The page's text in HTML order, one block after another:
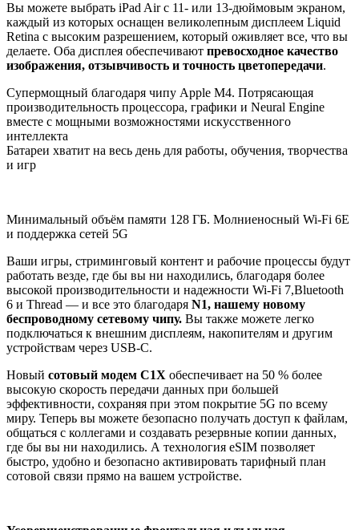
Вы можете выбрать iPad Air с 11- или 13-дюймовым экраном,
каждый из которых оснащен великолепным дисплеем Liquid
Retina с высоким разрешением, который оживляет все, что вы
делаете. Оба дисплея обеспечивают превосходное качество
изображения, отзывчивость и точность цветопередачи.
Супермощный благодаря чипу Apple M4. Потрясающая
производительность процессора, графики и Neural Engine
вместе с мощными возможностями искусственного
интеллекта
Батареи хватит на весь день для работы, обучения, творчества
и игр
Минимальный объём памяти 128 ГБ. Молниеносный Wi-Fi 6E
и поддержка сетей 5G
Ваши игры, стриминговый контент и рабочие процессы будут
работать везде, где бы вы ни находились, благодаря более
высокой производительности и надежности Wi-Fi 7,Bluetooth
6 и Thread — и все это благодаря N1, нашему новому
беспроводному сетевому чипу. Вы также можете легко
подключаться к внешним дисплеям, накопителям и другим
устройствам через USB-C.
Новый сотовый модем C1X обеспечивает на 50 % более
высокую скорость передачи данных при большей
эффективности, сохраняя при этом покрытие 5G по всему
миру. Теперь вы можете безопасно получать доступ к файлам,
общаться с коллегами и создавать резервные копии данных,
где бы вы ни находились. А технология eSIM позволяет
быстро, удобно и безопасно активировать тарифный план
сотовой связи прямо на вашем устройстве.